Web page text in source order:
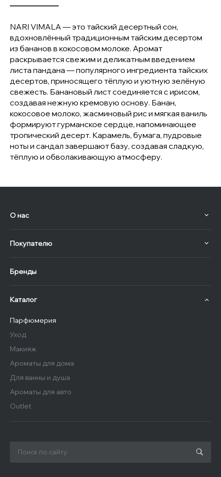
NARI VIMALA — это тайский десертный сон,
вдохновлённый традиционным тайским десертом
из бананов в кокосовом молоке. Аромат
раскрывается свежим и деликатным введением
листа пандана — популярного ингредиента тайских
десертов, приносящего тёплую и уютную зелёную
свежесть. Банановый лист соединяется с ирисом,
создавая нежную кремовую основу. Банан,
кокосовое молоко, жасминовый рис и мягкая ваниль
формируют гурманское сердце, напоминающее
тропический десерт. Карамель, бумага, пудровые
ноты и сандал завершают базу, создавая сладкую,
тёплую и обволакивающую атмосферу.
О нас
Покупателю
Бренды
Каталог
Парфюмерия
Уход
Макияж
Ароматы для дома
Для ванны и душа
Ароматы для авто
Outlet